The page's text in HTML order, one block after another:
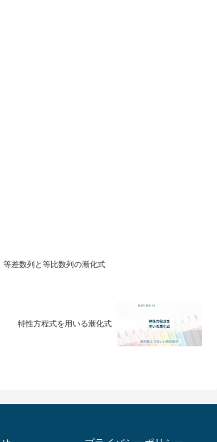
等差数列と等比数列の漸化式
特性方程式を用いる漸化式